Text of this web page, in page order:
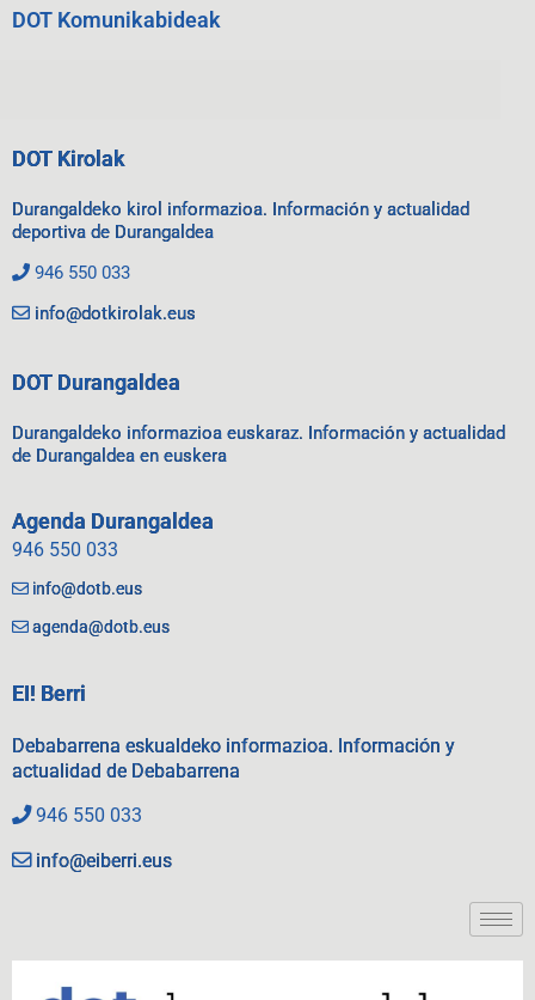
DOT Komunikabideak
DOT Kirolak
Durangaldeko kirol informazioa. Información y actualidad
deportiva de Durangaldea
946 550 033
info@dotkirolak.eus
DOT Durangaldea
Durangaldeko informazioa euskaraz. Información y actualidad
de Durangaldea en euskera
Agenda Durangaldea
946 550 033
info@dotb.eus
agenda@dotb.eus
EI! Berri
Debabarrena eskualdeko informazioa. Información y
actualidad de Debabarrena
946 550 033
info@eiberri.eus